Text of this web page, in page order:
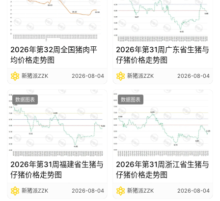
2026年第32周全国猪肉平
均价格走势图
新猪派ZZK 2026-08-04
2026年第31周广东省生猪与
仔猪价格走势图
新猪派ZZK 2026-08-04
数据图表
2026年第31周福建省生猪与
仔猪价格走势图
新猪派ZZK 2026-08-04
数据图表
2026年第31周浙江省生猪与
仔猪价格走势图
新猪派ZZK 2026-08-04